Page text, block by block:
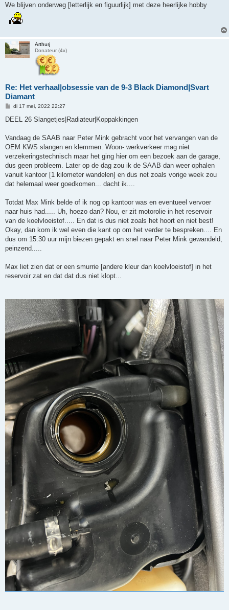
We blijven onderweg [letterlijk en figuurlijk] met deze heerlijke hobby
Arthurj
Donateur (4x)
Re: Het verhaal|obsessie van de 9-3 Black Diamond|Svart
Diamant
B
r
h
di 17 mei, 2022 22:27
DEEL 26 Slangetjes|Radiateur|Koppakkingen
Vandaag de SAAB naar Peter Mink gebracht voor het vervangen van de
OEM KWS slangen en klemmen. Woon- werkverkeer mag niet
verzekeringstechnisch maar het ging hier om een bezoek aan de garage,
dus geen probleem. Later op de dag zou ik de SAAB dan weer ophalen
vanuit kantoor [1 kilometer wandelen] en dus net zoals vorige week zou
dat helemaal weer goedkomen... dacht ik....
Totdat Max Mink belde of ik nog op kantoor was en eventueel vervoer
naar huis had..... Uh, hoezo dan? Nou, er zit motorolie in het reservoir
van de koelvloeistof..... En dat is dus niet zoals het hoort en niet best!
Okay, dan kom ik wel even die kant op om het verder te bespreken.... En
dus om 15:30 uur mijn biezen gepakt en snel naar Peter Mink gewandeld,
peinzend.....
Max liet zien dat er een smurrie [andere kleur dan koelvloeistof] in het
reservoir zat en dat dat dus niet klopt...